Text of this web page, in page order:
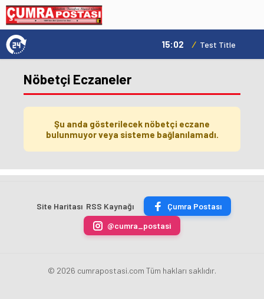
Test Title
Nöbetçi Eczaneler
Şu anda gösterilecek nöbetçi eczane
bulunmuyor veya sisteme bağlanılamadı.
Site Haritası RSS Kaynağı
Çumra Postası
@cumra_postasi
© 2026 cumrapostasi.com Tüm hakları saklıdır.